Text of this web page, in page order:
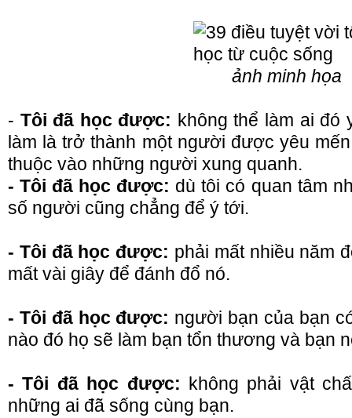
ảnh minh họa
- Tôi đã học được: không thể làm ai đó
làm là trở thành một người được yêu
thuộc vào những người xung quanh.
- Tôi đã học được: dù tôi có quan tâm
số người cũng chẳng để ý tới.
- Tôi đã học được: phải mất nhiều năm
mất vài giây để đánh đổ nó.
- Tôi đã học được: người bạn của bạn
nào đó họ sẽ làm bạn tổn thương và bạn
- Tôi đã học được: không phải vật
những ai đã sống cùng bạn.